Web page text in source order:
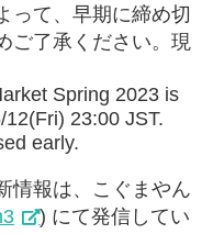
って、早期に締め切
ご了承ください。現
Spring 2023 is
12(Fri) 23:00 JST.
early.
情報は、こぐまやん
) にて発信してい